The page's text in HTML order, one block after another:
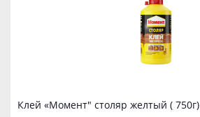
Клей «Момент" столяр желтый ( 750г)